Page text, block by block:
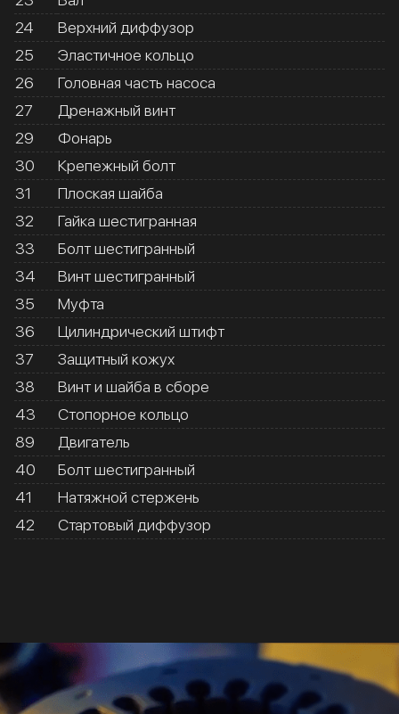
24
Верхний диффузор
25
Эластичное кольцо
26
Головная часть насоса
27
Дренажный винт
29
Фонарь
30
Крепежный болт
31
Плоская шайба
32
Гайка шестигранная
33
Болт шестигранный
34
Винт шестигранный
35
Муфта
36
Цилиндрический штифт
37
Защитный кожух
38
Винт и шайба в сборе
43
Стопорное кольцо
89
Двигатель
40
Болт шестигранный
41
Натяжной стержень
42
Стартовый диффузор